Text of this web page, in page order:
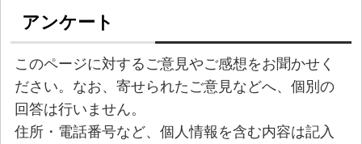
アンケート
このページに対するご意見やご感想をお聞かせく
ださい。なお、寄せられたご意見などへ、個別の
回答は行いません。
住所・電話番号など、個人情報を含む内容は記入